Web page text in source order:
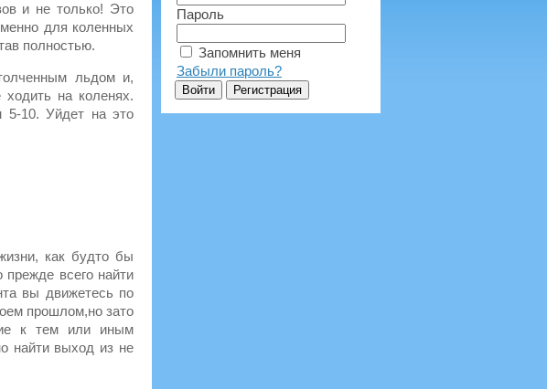
и не только! Это
для коленных
полностью.
льдом и,
ходить на коленях.
5-10. Уйдет на это
как будто бы
прежде всего найти
вы движетесь по
прошлом,но зато
к тем или иным
найти выход из не
Пароль
Запомнить меня
Забыли пароль?